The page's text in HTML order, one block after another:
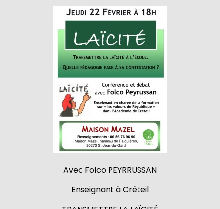
Avec Folco PEYRRUSSAN
Enseignant à Créteil